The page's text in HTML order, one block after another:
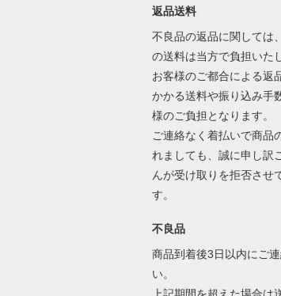
返品送料
不良品の返品に関しては
の送料は当方で負担いた
お客様のご都合による返
かかる送料や振り込み手
様のご負担となります。
ご連絡なく着払いで商品
れましても、誠に申し訳
んが受け取りを拒否させ
す。
不良品
商品到着後3日以内にご
い。